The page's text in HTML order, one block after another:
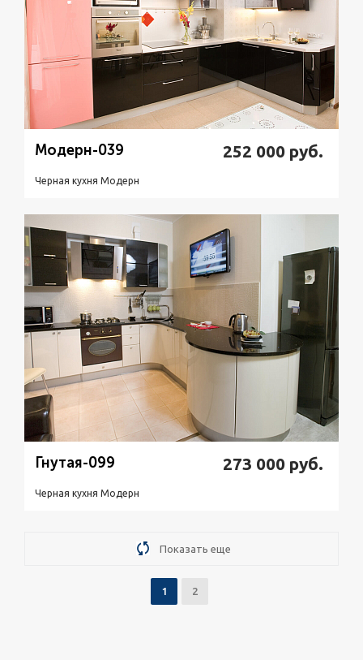
Модерн-039 252 000 руб.
Черная кухня Модерн
Подробнее Узнать стоимость
Гнутая-099 273 000 руб.
Черная кухня Модерн
Подробнее
Показать еще
1 2